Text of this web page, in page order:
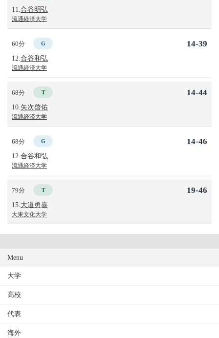
11. 合谷明弘
流通経済大学
60分 G
12. 合谷和弘
流通経済大学
14-39
68分 T
10. 矢次啓佑
流通経済大学
14-44
68分 G
12. 合谷和弘
流通経済大学
14-46
79分 T
15. 大道勇喜
大東文化大学
19-46
Menu
大学
高校
代表
海外